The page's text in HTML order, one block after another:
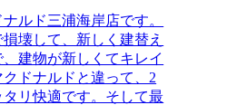
ルド三浦海岸店です。
壊して、新しく建替え
建物が新しくてキレイ
ドナルドと違って、2
タリ快適です。そして最